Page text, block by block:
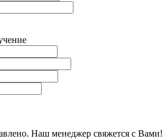
Наш менеджер свяжется с Вами!